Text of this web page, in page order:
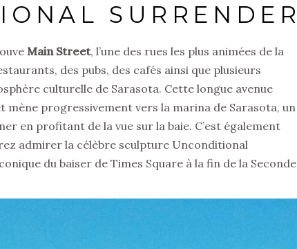
SURRENDER
Main Street, l’une des rues les plus animées de la
des pubs, des cafés ainsi que plusieurs
culturelle de Sarasota. Cette longue avenue
progressivement vers la marina de Sarasota, un
en profitant de la vue sur la baie. C’est également
admirer la célèbre sculpture Unconditional
du baiser de Times Square à la fin de la Seconde